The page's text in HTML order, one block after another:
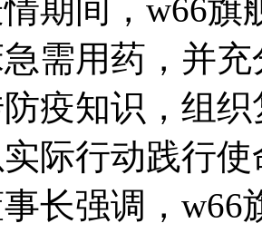
期间，w66
需用药，并
疫知识，组
实际行动践行使
长强调，